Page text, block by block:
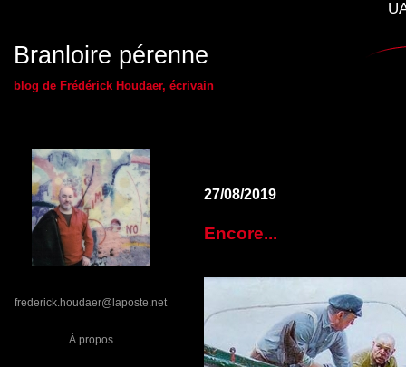
Branloire pérenne
blog de Frédérick Houdaer, écrivain
frederick.houdaer@laposte.net
À propos
27/08/2019
Encore...